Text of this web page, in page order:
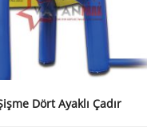
Dört Ayaklı Çadır